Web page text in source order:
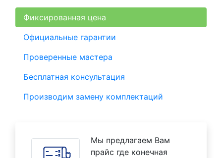
Фиксированная цена
Официальные гарантии
Проверенные мастера
Бесплатная консультация
Производим замену комплектаций
Мы предлагаем Вам
прайс где конечная